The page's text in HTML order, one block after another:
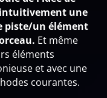
une
piste/un élément
Et même
éléments
et avec une
courantes.